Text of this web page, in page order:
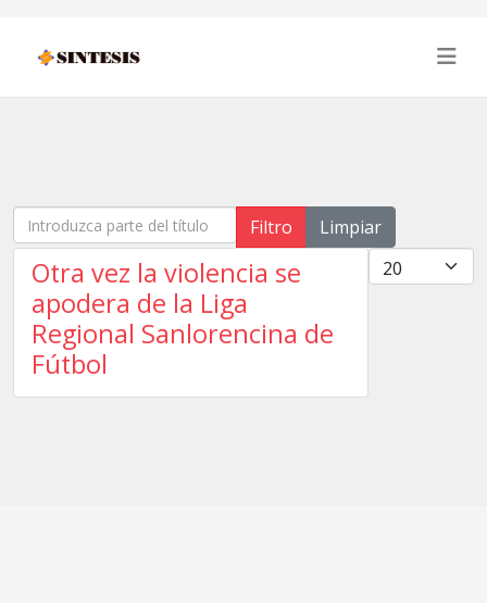
Introduzca parte del título Filtro
Limpiar
Cantidad
Otra vez la violencia se
apodera de la Liga
Regional Sanlorencina de
Fútbol